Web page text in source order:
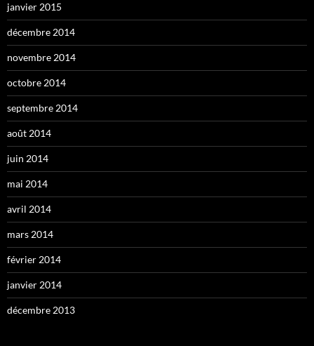
janvier 2015
décembre 2014
novembre 2014
octobre 2014
septembre 2014
août 2014
juin 2014
mai 2014
avril 2014
mars 2014
février 2014
janvier 2014
décembre 2013